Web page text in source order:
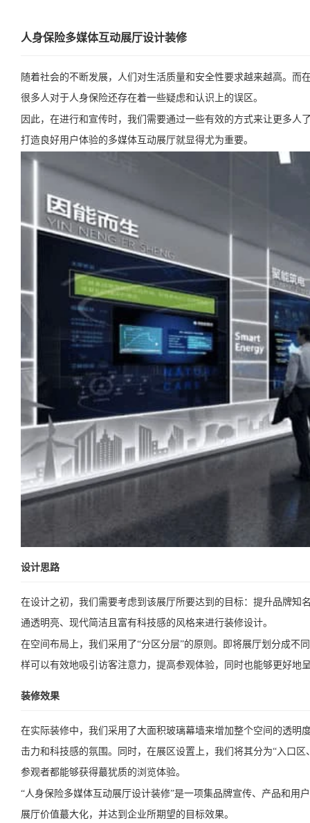
人身保险多媒体互动展厅设计装修
随着社会的不断发展，人们对生活质量和安全性要求越来越高。
很多人对于人身保险还存在着一些疑虑和认识上的误区。
因此，在进行和宣传时，我们需要通过一些有效的方式来让更多
打造良好用户体验的多媒体互动展厅就显得尤为重要。
设计思路
在设计之初，我们需要考虑到该展厅所要达到的目标：提升品牌
通透明亮、现代简洁且富有科技感的风格来进行装修设计。
在空间布局上，我们采用了“分区分层”的原则。即将展厅划分成
样可以有效地吸引访客注意力，提高参观体验，同时也能够更好地
装修效果
在实际装修中，我们采用了大面积玻璃幕墙来增加整个空间的透
击力和科技感的氛围。同时，在展区设置上，我们将其分为“入口
参观者都能够获得蕞犹质的浏览体验。
“人身保险多媒体互动展厅设计装修”是一项集品牌宣传、产品和
展厅价值蕞大化，并达到企业所期望的目标效果。